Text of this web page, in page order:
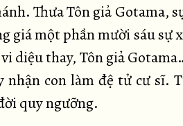
Thưa Tôn giả Gotama,
giá một phần mười sáu sự
diệu thay, Tôn giả
nhận con làm đệ tử cư sĩ.
quy ngưỡng.